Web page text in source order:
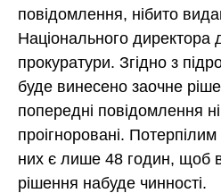
повідомлення, нібито
Національного директора
прокуратури. Згідно з
буде винесено заочне
попередні повідомлення
проігноровані.
них є лише 48 годин, щоб
рішення набуде чинності.